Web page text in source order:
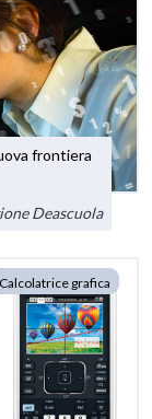
frontiera
Deascuola
Calcolatrice grafica